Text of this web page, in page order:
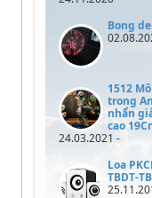
Bong
1512
trong
nhẩn
cao
24.03.2021 -
Loa
TBDT-